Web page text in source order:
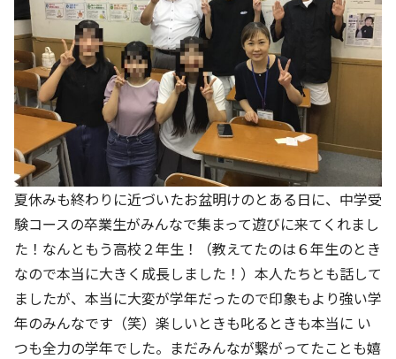
夏休みも終わりに近づいたお盆明けのとある日に、中学受
験コースの卒業生がみんなで集まって遊びに来てくれまし
た！なんともう高校２年生！（教えてたのは６年生のとき
なので本当に大きく成長しました！）本人たちとも話して
ましたが、本当に大変が学年だったので印象もより強い学
年のみんなです（笑）楽しいときも叱るときも本当に い
つも全力の学年でした。まだみんなが繋がってたことも嬉